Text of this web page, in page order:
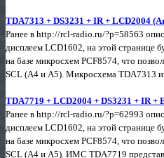
TDA7313 + DS3231 + IR + LCD2004
Ранее в http://rcl-radio.ru/?p=58563
дисплеем LCD1602, на этой странице
на базе микросхем PCF8574, что
SCL (А4 и А5). Микросхема TDA7313
TDA7719 + LCD2004 + DS3231 + IR +
Ранее в http://rcl-radio.ru/?p=62993
дисплеем LCD1602, на этой странице
на базе микросхем PCF8574, что
SCL (А4 и А5). ИМС TDA7719